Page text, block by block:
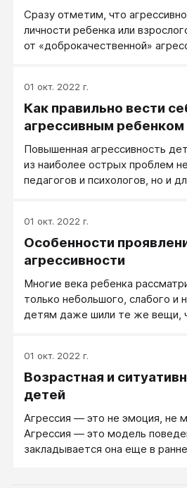
достоинство? К сожалению,
Сразу отметим, что
личности ребенка или
от «доброкачественной»
имеет совершенно нормальный
и вряд ли стоит
ребенка.
01 окт. 2022 г.
Как правильно вести
агрессивным ребенком
Повышенная агрессивность
из наиболее острых проблем
педагогов и психологов, но и
01 окт. 2022 г.
Особенности
агрессивности
Многие века ребенка
только небольшого, слабого и
детям даже шили те же вещи,
сначала в плоскости
представлялись сущими
добрыми, несчастными. А
серьезно изучать в основном
Фрейда, доказавшего влияние
происшедших в детстве, на
01 окт. 2022 г.
Возрастная и
детей
Агрессия — это не эмоция, не
Агрессия — это модель
закладывается она еще в